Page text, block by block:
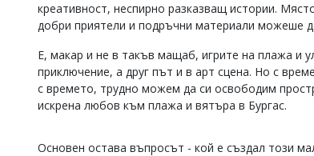
Коментарите
статиите
въвеждат
читателите
редакцията
креативност, неспирно разказващ истории.
добри приятели и подръчни материали можеше
Е, макар и не в такъв мащаб, игрите на плажа и
приключение, а друг път и в арт сцена. Но с
с времето, трудно можем да си освободим
искрена любов към плажа и вятъра в Бургас.
Основен остава въпросът - кой е създал този